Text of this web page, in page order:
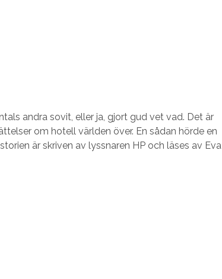
andra sovit, eller ja, gjort gud vet vad. Det är
om hotell världen över. En sådan hörde en
är skriven av lyssnaren HP och läses av Eva